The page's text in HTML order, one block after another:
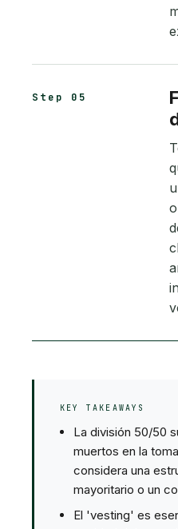
Step 05
KEY TAKEAWAYS
La división 50/50
muertos en la
considera una
mayoritario o un
El 'vesting' es